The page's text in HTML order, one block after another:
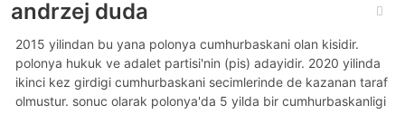
andrzej duda
2015 yilindan bu yana polonya cumhurbaskani olan kisidir.
polonya hukuk ve adalet partisi'nin (pis) adayidir. 2020 yilinda
ikinci kez girdigi cumhurbaskani secimlerinde de kazanan taraf
olmustur. sonuc olarak polonya'da 5 yilda bir cumhurbaskanligi